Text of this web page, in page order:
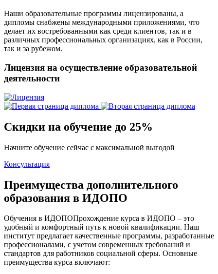
Наши образовательные программы лицензированы, а
дипломы снабжены международными приложениями, что
делает их востребованными как среди клиентов, так и в
различных профессиональных организациях, как в России,
так и за рубежом.
Лицензия на осуществление образовательной
деятельности
Скидки на обучение до 25%
Начните обучение сейчас с максимальной выгодой
Консультация
Преимущества дополнительного
образования в ИДОПО
Обучения в ИДОПОПрохождение курса в ИДОПО – это
удобный и комфортный путь к новой квалификации. Наш
институт предлагает качественные программы, разработанные
профессионалами, с учетом современных требований и
стандартов для работников социальной сферы. Основные
преимущества курса включают: